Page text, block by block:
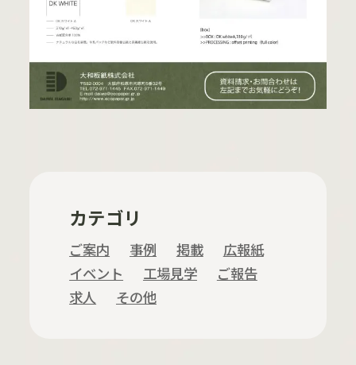
カテゴリ
ご案内 事例 掲載
広報紙
イベント
工場見学
ご報告
求人
その他